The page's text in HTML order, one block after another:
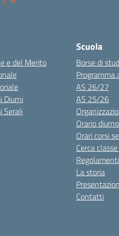
e del Merito
Diurni
Serali
Scuola
Borse di
Programma
AS 26/27
AS 25/26
Orario diurno
Orari corsi
Cerca
Regolamenti
La storia
Contatti